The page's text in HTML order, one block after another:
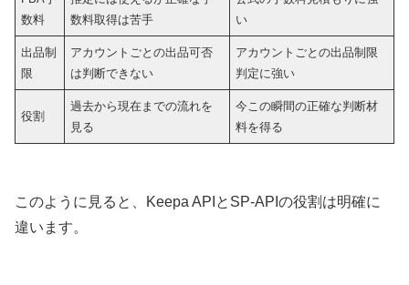
数料
数料取得は苦手
い
出品制
限
アカウントごとの出品可否
は判断できない
アカウントごとの出品制限
判定に強い
役割
過去から現在までの流れを
見る
今この瞬間の正確な判断材
料を得る
このように見ると、Keepa APIとSP-APIの役割は明確に
違います。